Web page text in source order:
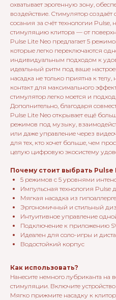
охватывает эрогенную зону,
воздействие. Стимулятор
сосания за счёт технологии
стимуляцию клитора — от
Pulse Lite Neo предлагает 5
которые легко переключаются
индивидуальным подходом к
идеальный ритм под ваше
насадка не только приятна к
контакт для максимального
стимулятор легко моется и
Дополнительно, благодаря
Pulse Lite Neo открывает ещё
режимов под музыку,
или даже управление через
для тех, кто хочет больше, чем
целую цифровую экосистему
Почему стоит выбрать Pulse
5 режимов с 5 уровнями
Импульсная технология
Мягкая насадка из
Эргономичный и стильный
Интуитивное управление
Подключение к приложению
Идеален для соло-игры и
Водостойкий корпус
Как использовать?
Нанесите немного лубриканта на
стимуляции. Включите
Мягко прижмите насадку к